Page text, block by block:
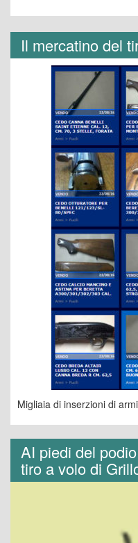
Il mercatino del
Migliaia di inserzioni di
AI piedi del
tiro a volo di